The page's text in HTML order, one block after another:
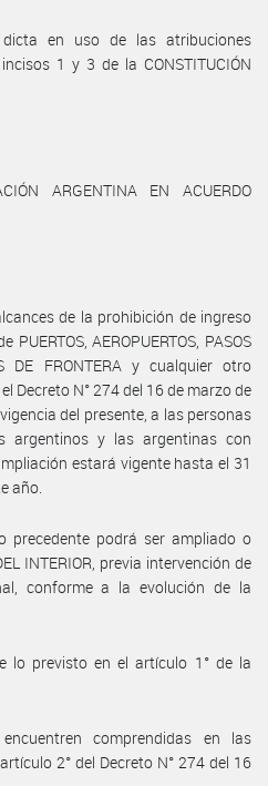
en uso de las atribuciones
1 y 3 de la CONSTITUCIÓN
ARGENTINA EN ACUERDO
de la prohibición de ingreso
AEROPUERTOS, PASOS
DE FRONTERA y cualquier otro
Decreto N° 274 del 16 de marzo de
del presente, a las personas
argentinos y las argentinas con
estará vigente hasta el 31
año.
precedente podrá ser ampliado o
INTERIOR, previa intervención de
conforme a la evolución de la
lo previsto en el artículo 1° de la
comprendidas en las
2° del Decreto N° 274 del 16